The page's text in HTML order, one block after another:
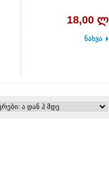
18,00 ლ
ნახვა